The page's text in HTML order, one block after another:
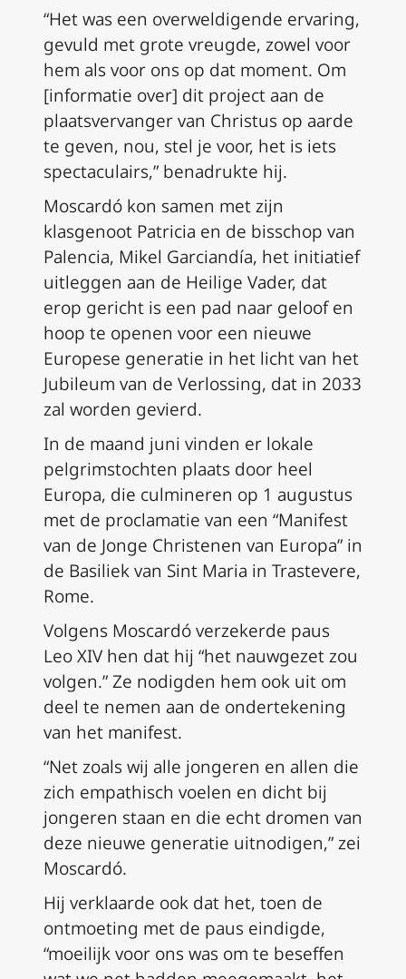
“Het was een overweldigende ervaring,
gevuld met grote vreugde, zowel voor
hem als voor ons op dat moment. Om
[informatie over] dit project aan de
plaatsvervanger van Christus op aarde
te geven, nou, stel je voor, het is iets
spectaculairs,” benadrukte hij.
Moscardó kon samen met zijn
klasgenoot Patricia en de bisschop van
Palencia, Mikel Garciandía, het initiatief
uitleggen aan de Heilige Vader, dat
erop gericht is een pad naar geloof en
hoop te openen voor een nieuwe
Europese generatie in het licht van het
Jubileum van de Verlossing, dat in 2033
zal worden gevierd.
In de maand juni vinden er lokale
pelgrimstochten plaats door heel
Europa, die culmineren op 1 augustus
met de proclamatie van een “Manifest
van de Jonge Christenen van Europa” in
de Basiliek van Sint Maria in Trastevere,
Rome.
Volgens Moscardó verzekerde paus
Leo XIV hen dat hij “het nauwgezet zou
volgen.” Ze nodigden hem ook uit om
deel te nemen aan de ondertekening
van het manifest.
“Net zoals wij alle jongeren en allen die
zich empathisch voelen en dicht bij
jongeren staan en die echt dromen van
deze nieuwe generatie uitnodigen,” zei
Moscardó.
Hij verklaarde ook dat het, toen de
ontmoeting met de paus eindigde,
“moeilijk voor ons was om te beseffen